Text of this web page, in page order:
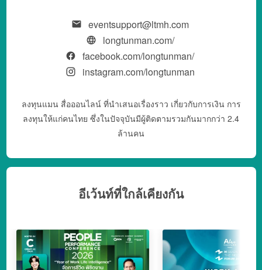
eventsupport@ltmh.com
longtunman.com/
facebook.com/longtunman/
instagram.com/longtunman
ลงทุนแมน สื่อออนไลน์ ที่นำเสนอเรื่องราว เกี่ยวกับการเงิน การ
ลงทุนให้แก่คนไทย ซึ่งในปัจจุบันมีผู้ติดตามรวมกันมากกว่า 2.4
ล้านคน
อีเว้นท์ที่ใกล้เคียงกัน